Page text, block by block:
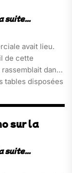
avait lieu.
de cette
dans
tables disposées
contenan[…]
sur la